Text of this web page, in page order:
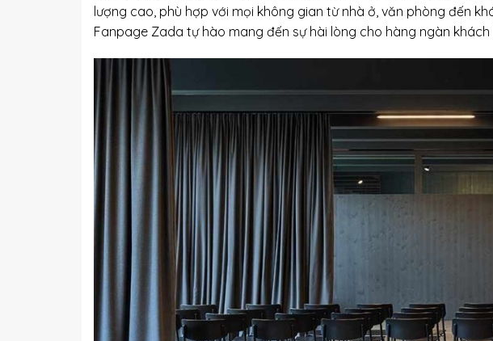
lượng cao, phù hợp với mọi không gian từ nhà ở, văn phòng đến
Fanpage Zada tự hào mang đến sự hài lòng cho hàng ngàn khách